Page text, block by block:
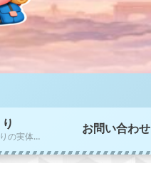
家選び、家づくりの実体験情報を掲載
お問い合わせ